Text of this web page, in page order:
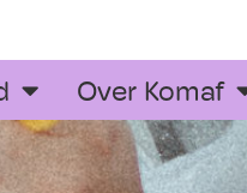
Over Komaf